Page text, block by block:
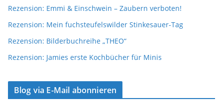
Rezension: Emmi & Einschwein – Zaubern verboten!
Rezension: Mein fuchsteufelswilder Stinkesauer-Tag
Rezension: Bilderbuchreihe „THEO“
Rezension: Jamies erste Kochbücher für Minis
Blog via E-Mail abonnieren